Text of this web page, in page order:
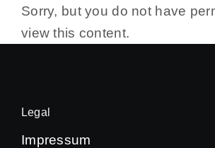
Zum
Inhalt
Sorry, but you do not have
view this content.
Legal
Impressum